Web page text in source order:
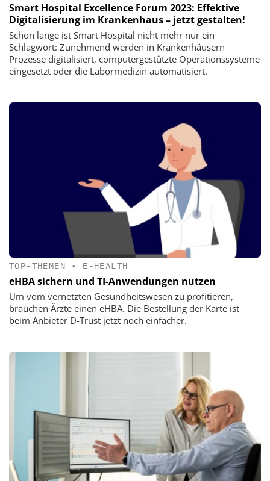
Smart Hospital Excellence Forum 2023: Effektive
Digitalisierung im Krankenhaus – jetzt gestalten!
Schon lange ist Smart Hospital nicht mehr nur ein
Schlagwort: Zunehmend werden in Krankenhäusern
Prozesse digitalisiert, computergestützte Operationssysteme
eingesetzt oder die Labormedizin automatisiert.
TOP-THEMEN • E-HEALTH
eHBA sichern und TI-Anwendungen nutzen
Um vom vernetzten Gesundheitswesen zu profitieren,
brauchen Ärzte einen eHBA. Die Bestellung der Karte ist
beim Anbieter D-Trust jetzt noch einfacher.